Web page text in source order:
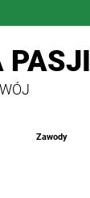
PASJI
Zawody